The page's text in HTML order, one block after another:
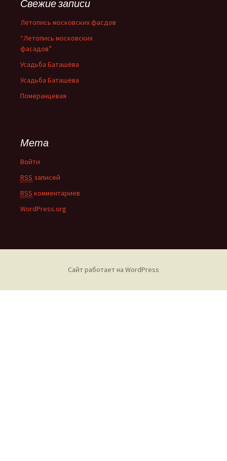
:Свежие записи
Летопись московских фасдов
“Летопись московских
фасадов”
Усадьба Баташёва
Усадьба Баташёва
Померанцевая
Мета
Войти
RSS записей
RSS комментариев
WordPress.org
Сайт работает на WordPress